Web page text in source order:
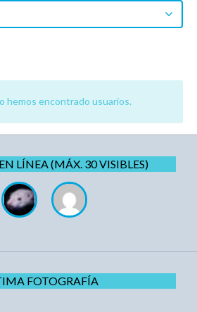
hemos encontrado usuarios.
LÍNEA (MÁX. 30 VISIBLES)
FOTOGRAFÍA